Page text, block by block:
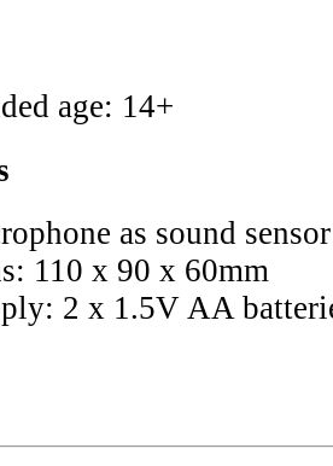
age: 14+
as sound sensor
110 x 90 x 60mm
2 x 1.5V AA